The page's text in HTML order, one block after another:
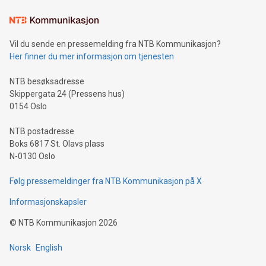
Vil du sende en pressemelding fra NTB Kommunikasjon?
Her finner du mer informasjon om tjenesten
NTB besøksadresse
Skippergata 24 (Pressens hus)
0154 Oslo
NTB postadresse
Boks 6817 St. Olavs plass
N-0130 Oslo
Følg pressemeldinger fra NTB Kommunikasjon på X
Informasjonskapsler
© NTB Kommunikasjon 2026
Norsk English